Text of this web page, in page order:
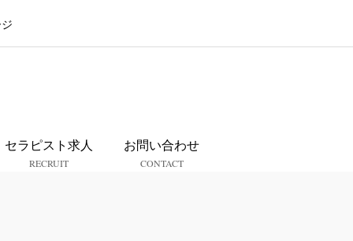
セラピスト求人
RECRUIT
お問い合わせ
CONTACT